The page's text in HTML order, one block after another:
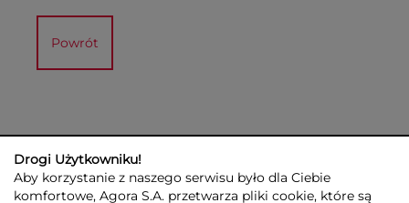
Powrót
Drogi Użytkowniku!
Aby korzystanie z naszego serwisu było dla Ciebie
komfortowe, Agora S.A. przetwarza pliki cookie, które są